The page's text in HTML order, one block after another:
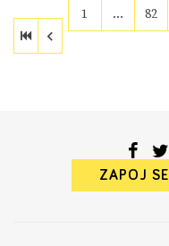
1 … 82
ZAPOJ SE